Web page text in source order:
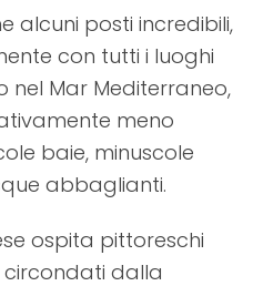
alcuni posti incredibili,
con tutti i luoghi
nel Mar Mediterraneo,
meno
baie, minuscole
abbaglianti.
ospita pittoreschi
circondati dalla